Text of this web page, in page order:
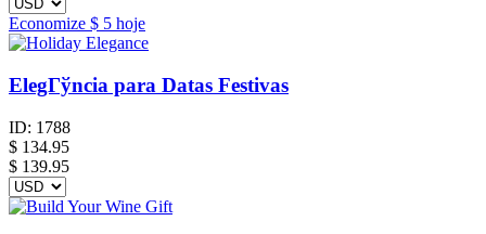
Economize $ 5 hoje
ElegГўncia para Datas Festivas
ID: 1788
$ 134.95
$ 139.95